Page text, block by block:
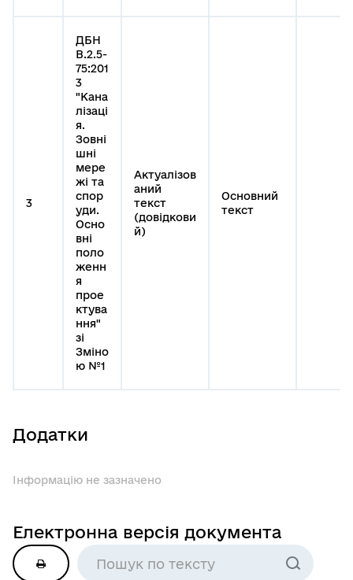
3
ДБН
В.2.5-
75:201
3
"Кана
лізаці
я.
Зовні
шні
мере
жі та
спор
уди.
Осно
вні
поло
женн
я
прое
ктува
ння"
зі
Зміно
ю №1
Актуалізов
аний
текст
(довідкови
й)
Основний
текст
Додатки
Інформацію не зазначено
Електронна версія документа